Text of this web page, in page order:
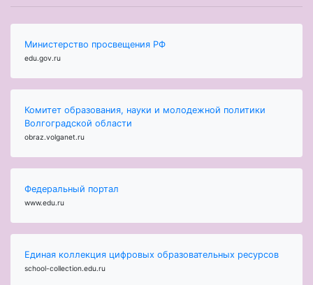
Министерство просвещения РФ
edu.gov.ru
Комитет образования, науки и молодежной политики
Волгоградской области
obraz.volganet.ru
Федеральный портал
www.edu.ru
Единая коллекция цифровых образовательных ресурсов
school-collection.edu.ru